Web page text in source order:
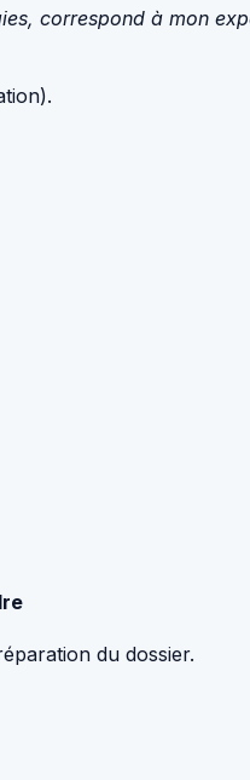
correspond à mon
du dossier.